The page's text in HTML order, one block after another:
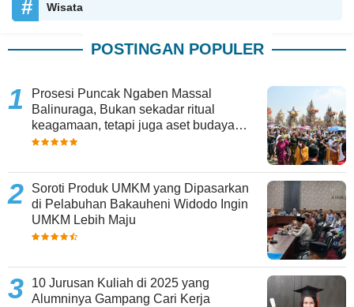
Wisata
POSTINGAN POPULER
Prosesi Puncak Ngaben Massal
Balinuraga, Bukan sekadar ritual
keagamaan, tetapi juga aset budaya
yang memperkaya keberagaman
Soroti Produk UMKM yang Dipasarkan
di Pelabuhan Bakauheni Widodo Ingin
UMKM Lebih Maju
10 Jurusan Kuliah di 2025 yang
Alumninya Gampang Cari Kerja